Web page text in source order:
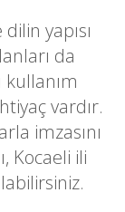
yapısı
da
vardır.
imzasını
Kocaeli ili